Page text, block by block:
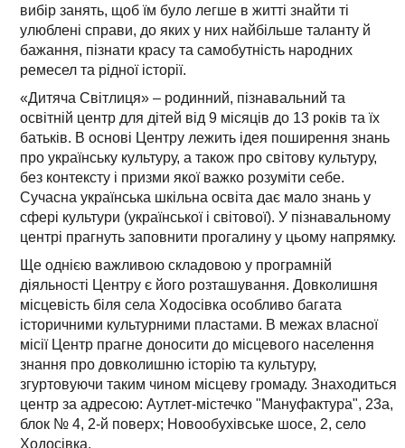
вибір занять, щоб їм було легше в житті знайти ті
улюблені справи, до яких у них найбільше таланту й
бажання, пізнати красу та самобутність народних
ремесел та рідної історії.
«Дитяча Світлиця» – родинний, пізнавальний та
освітній центр для дітей від 9 місяців до 13 років та їх
батьків. В основі Центру лежить ідея поширення знань
про українську культуру, а також про світову культуру,
без контексту і призми якої важко розуміти себе.
Сучасна українська шкільна освіта дає мало знань у
сфері культури (української і світової). У пізнавальному
центрі прагнуть заповнити прогалину у цьому напрямку.
Ще однією важливою складовою у програмній
діяльності Центру є його розташування. Довколишня
місцевість біля села Ходосівка особливо багата
історичними культурними пластами. В межах власної
місії Центр прагне доносити до місцевого населення
знання про довколишню історію та культуру,
згуртовуючи таким чином місцеву громаду. Знаходиться
центр за адресою: Аутлет-містечко "Мануфактура", 23а,
блок № 4, 2-й поверх; Новообухівське шосе, 2, село
Ходосівка.